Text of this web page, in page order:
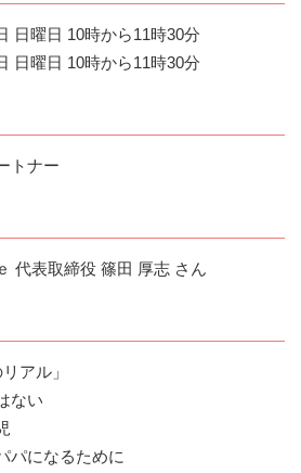
日曜日 10時から11時30分
日曜日 10時から11時30分
トナー
代表取締役 篠田 厚志 さん
アル」
ない
パになるために